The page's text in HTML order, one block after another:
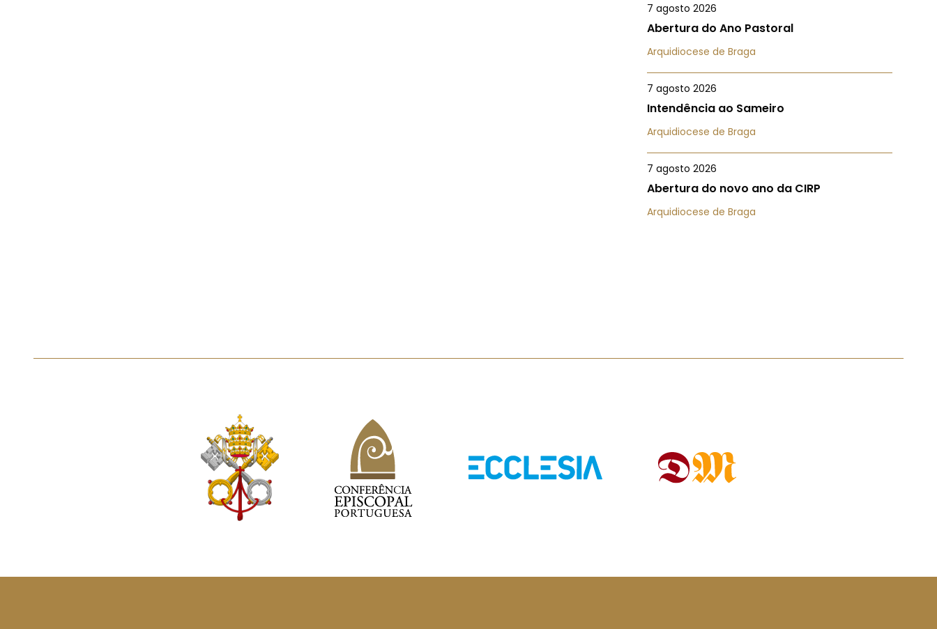
7 agosto 2026
Abertura do Ano Pastoral
Arquidiocese de Braga
7 agosto 2026
Intendência ao Sameiro
Arquidiocese de Braga
7 agosto 2026
Abertura do novo ano da CIRP
Arquidiocese de Braga